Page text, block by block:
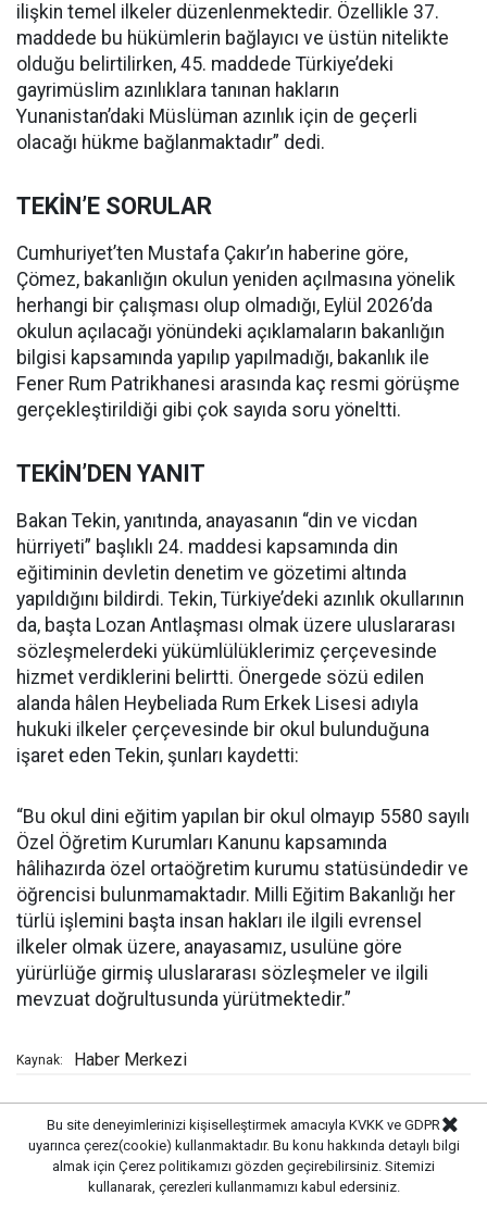
ilişkin temel ilkeler düzenlenmektedir. Özellikle 37.
maddede bu hükümlerin bağlayıcı ve üstün nitelikte
olduğu belirtilirken, 45. maddede Türkiye’deki
gayrimüslim azınlıklara tanınan hakların
Yunanistan’daki Müslüman azınlık için de geçerli
olacağı hükme bağlanmaktadır” dedi.
TEKİN’E SORULAR
Cumhuriyet’ten Mustafa Çakır’ın haberine göre,
Çömez, bakanlığın okulun yeniden açılmasına yönelik
herhangi bir çalışması olup olmadığı, Eylül 2026’da
okulun açılacağı yönündeki açıklamaların bakanlığın
bilgisi kapsamında yapılıp yapılmadığı, bakanlık ile
Fener Rum Patrikhanesi arasında kaç resmi görüşme
gerçekleştirildiği gibi çok sayıda soru yöneltti.
TEKİN’DEN YANIT
Bakan Tekin, yanıtında, anayasanın “din ve vicdan
hürriyeti” başlıklı 24. maddesi kapsamında din
eğitiminin devletin denetim ve gözetimi altında
yapıldığını bildirdi. Tekin, Türkiye’deki azınlık okullarının
da, başta Lozan Antlaşması olmak üzere uluslararası
sözleşmelerdeki yükümlülüklerimiz çerçevesinde
hizmet verdiklerini belirtti. Önergede sözü edilen
alanda hâlen Heybeliada Rum Erkek Lisesi adıyla
hukuki ilkeler çerçevesinde bir okul bulunduğuna
işaret eden Tekin, şunları kaydetti:
“Bu okul dini eğitim yapılan bir okul olmayıp 5580 sayılı
Özel Öğretim Kurumları Kanunu kapsamında
hâlihazırda özel ortaöğretim kurumu statüsündedir ve
öğrencisi bulunmamaktadır. Milli Eğitim Bakanlığı her
türlü işlemini başta insan hakları ile ilgili evrensel
ilkeler olmak üzere, anayasamız, usulüne göre
yürürlüğe girmiş uluslararası sözleşmeler ve ilgili
mevzuat doğrultusunda yürütmektedir.”
Kaynak: Haber Merkezi
Öne Çıkanlar
Bu site deneyimlerinizi kişiselleştirmek amacıyla KVKK ve GDPR
uyarınca çerez(cookie) kullanmaktadır. Bu konu hakkında detaylı bilgi
almak için Çerez politikamızı gözden geçirebilirsiniz. Sitemizi
kullanarak, çerezleri kullanmamızı kabul edersiniz.